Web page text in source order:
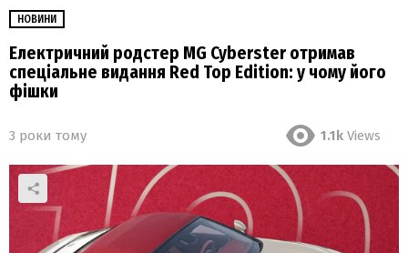
НОВИНИ
Електричний родстер MG Cyberster отримав
спеціальне видання Red Top Edition: у чому його
фішки
3 роки тому 1.1k Views